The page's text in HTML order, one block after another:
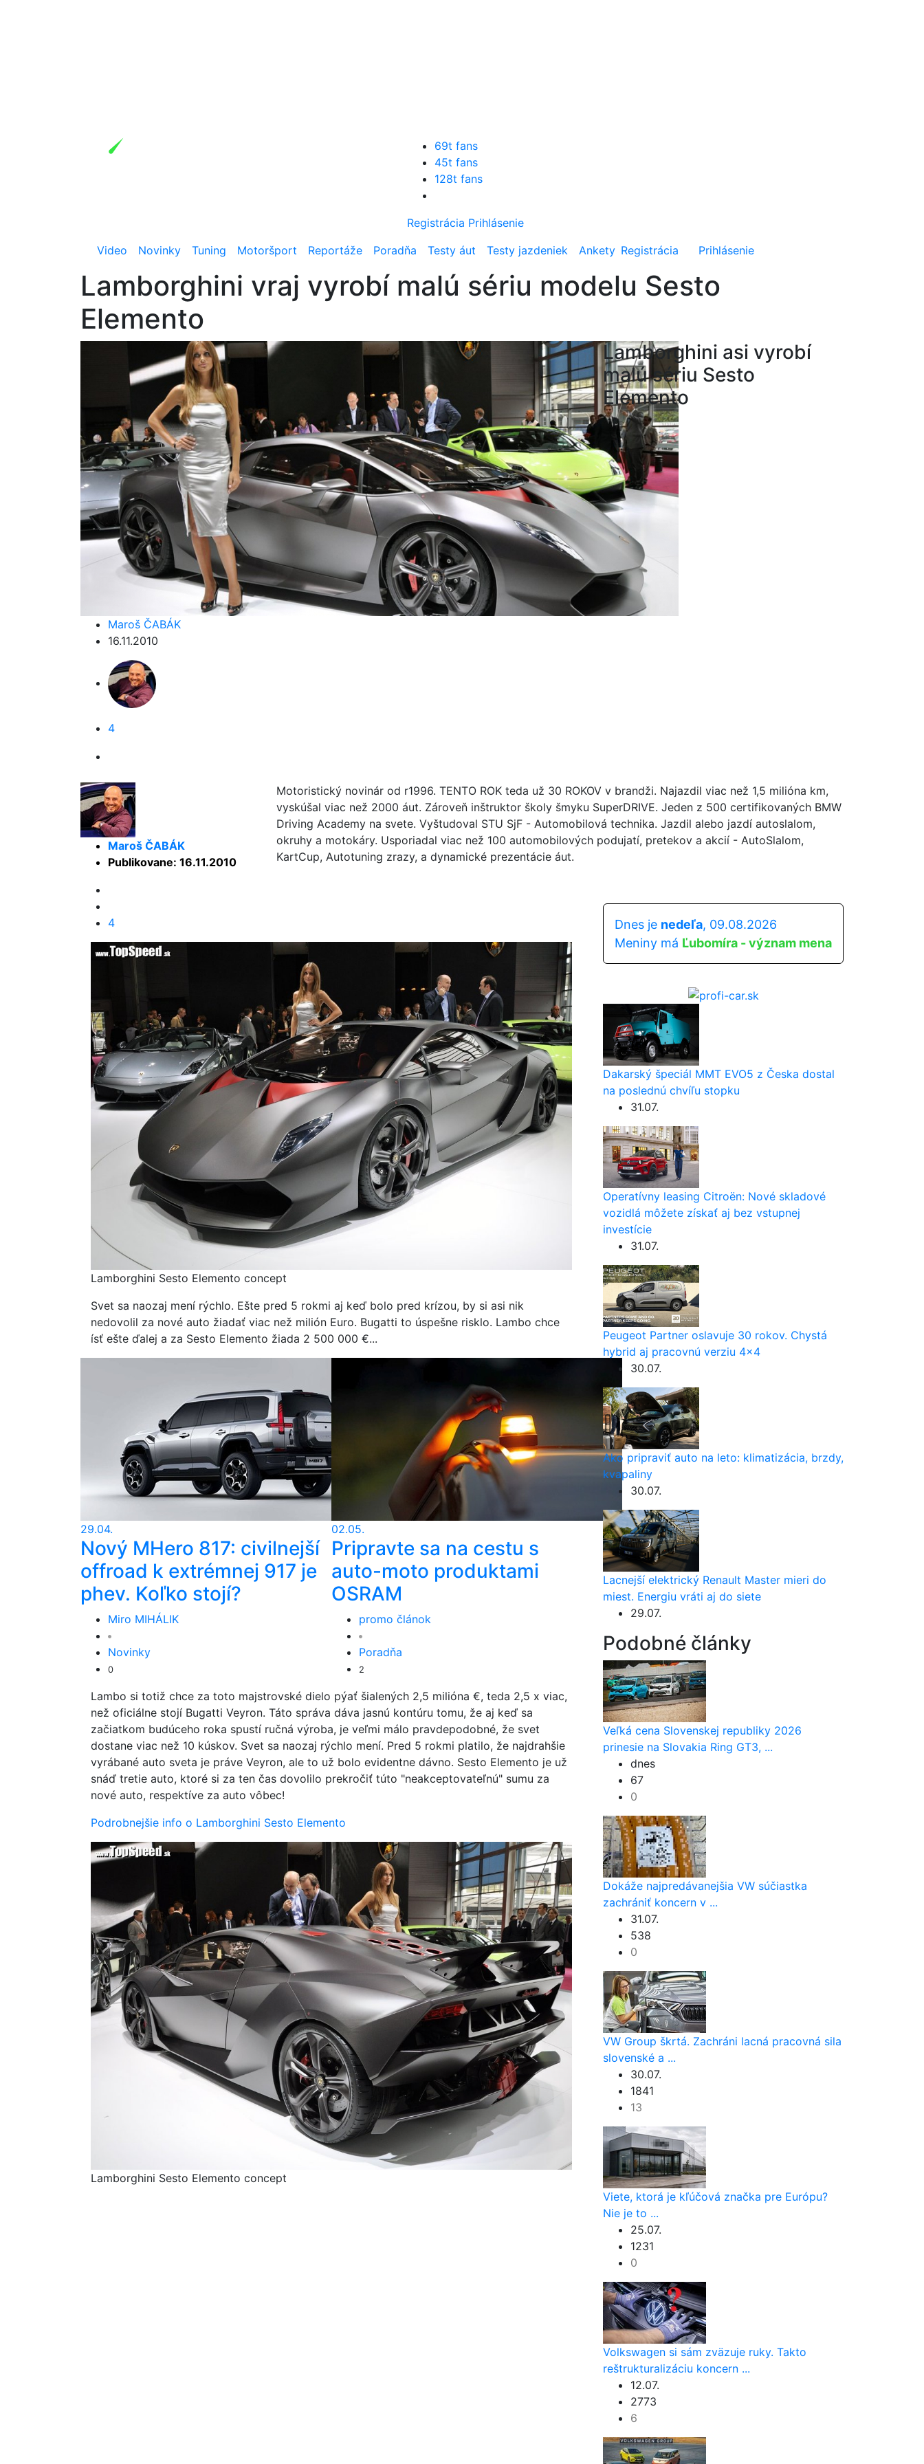
69t fans
45t fans
128t fans
Registrácia Prihlásenie
Video
Novinky Tuning Motoršport Reportáže Poradňa Testy áut Testy jazdeniek Ankety Registrácia Prihlásenie
Lamborghini vraj vyrobí malú sériu modelu Sesto
Elemento
Maroš ČABÁK
16.11.2010
4
Lamborghini asi vyrobí
malú sériu Sesto
Elemento
Maroš ČABÁK
Publikovane: 16.11.2010
Motoristický novinár od r1996. TENTO ROK teda už 30 ROKOV v brandži. Najazdil viac než 1,5 milióna km,
vyskúšal viac než 2000 áut. Zároveň inštruktor školy šmyku SuperDRIVE. Jeden z 500 certifikovaných BMW
Driving Academy na svete. Vyštudoval STU SjF - Automobilová technika. Jazdil alebo jazdí autoslalom,
okruhy a motokáry. Usporiadal viac než 100 automobilových podujatí, pretekov a akcií - AutoSlalom,
KartCup, Autotuning zrazy, a dynamické prezentácie áut.
4
Lamborghini Sesto Elemento concept
Svet sa naozaj mení rýchlo. Ešte pred 5 rokmi aj keď bolo pred krízou, by si asi nik
nedovolil za nové auto žiadať viac než milión Euro. Bugatti to úspešne risklo. Lambo chce
ísť ešte ďalej a za Sesto Elemento žiada 2 500 000 €...
29.04.
Nový MHero 817: civilnejší
offroad k extrémnej 917 je
phev. Koľko stojí?
Miro MIHÁLIK
Novinky
0
02.05.
Pripravte sa na cestu s
auto-moto produktami
OSRAM
promo článok
Poradňa
2
Lambo si totiž chce za toto majstrovské dielo pýať šialených 2,5 milióna €, teda 2,5 x viac,
než oficiálne stojí Bugatti Veyron. Táto správa dáva jasnú kontúru tomu, že aj keď sa
začiatkom budúceho roka spustí ručná výroba, je veľmi málo pravdepodobné, že svet
dostane viac než 10 kúskov. Svet sa naozaj rýchlo mení. Pred 5 rokmi platilo, že najdrahšie
vyrábané auto sveta je práve Veyron, ale to už bolo evidentne dávno. Sesto Elemento je už
snáď tretie auto, ktoré si za ten čas dovolilo prekročiť túto "neakceptovateľnú" sumu za
nové auto, respektíve za auto vôbec!
Podrobnejšie info o Lamborghini Sesto Elemento
Lamborghini Sesto Elemento concept
Dnes je nedeľa, 09.08.2026
Meniny má Ľubomíra - význam mena
Dakarský špeciál MMT EVO5 z Česka dostal
na poslednú chvíľu stopku
31.07.
Operatívny leasing Citroën: Nové skladové
vozidlá môžete získať aj bez vstupnej
investície
31.07.
Peugeot Partner oslavuje 30 rokov. Chystá
hybrid aj pracovnú verziu 4×4
30.07.
Ako pripraviť auto na leto: klimatizácia, brzdy,
kvapaliny
30.07.
Lacnejší elektrický Renault Master mieri do
miest. Energiu vráti aj do siete
29.07.
Podobné články
Veľká cena Slovenskej republiky 2026
prinesie na Slovakia Ring GT3, ...
dnes
67
0
Dokáže najpredávanejšia VW súčiastka
zachrániť koncern v ...
31.07.
538
0
VW Group škrtá. Zachráni lacná pracovná sila
slovenské a ...
30.07.
1841
13
Viete, ktorá je kľúčová značka pre Európu?
Nie je to ...
25.07.
1231
0
Volkswagen si sám zväzuje ruky. Takto
reštrukturalizáciu koncern ...
12.07.
2773
6